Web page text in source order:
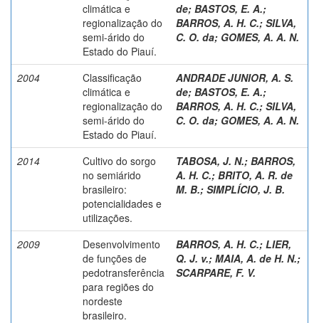
climática e
regionalização do
semi-árido do
Estado do Piauí.
de; BASTOS, E. A.;
BARROS, A. H. C.; SILVA,
C. O. da; GOMES, A. A. N.
2004
Classificação
climática e
regionalização do
semi-árido do
Estado do Piauí.
ANDRADE JUNIOR, A. S.
de; BASTOS, E. A.;
BARROS, A. H. C.; SILVA,
C. O. da; GOMES, A. A. N.
2014
Cultivo do sorgo
no semiárido
brasileiro:
potencialidades e
utilizações.
TABOSA, J. N.; BARROS,
A. H. C.; BRITO, A. R. de
M. B.; SIMPLÍCIO, J. B.
2009
Desenvolvimento
de funções de
pedotransferência
para regiões do
nordeste
brasileiro.
BARROS, A. H. C.; LIER,
Q. J. v.; MAIA, A. de H. N.;
SCARPARE, F. V.